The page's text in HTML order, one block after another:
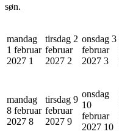
søn.
mandag
1 februar
2027 1
tirsdag 2
februar
2027 2
onsdag 3
februar
2027 3
mandag
8 februar
2027 8
tirsdag 9
februar
2027 9
onsdag
10
februar
2027 10